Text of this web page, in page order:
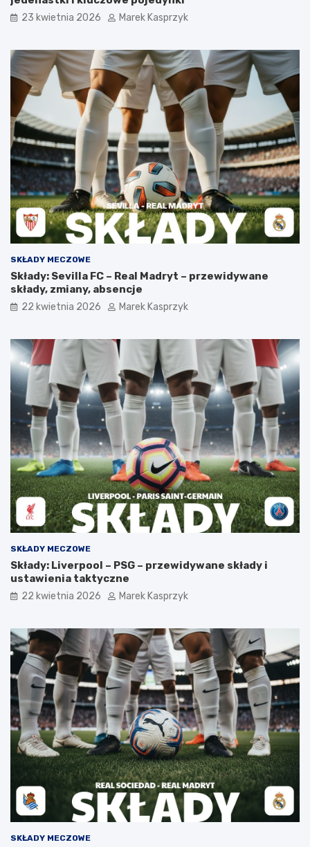
23 kwietnia 2026 Marek Kasprzyk
SKŁADY MECZOWE
Składy: Sevilla FC – Real Madryt – przewidywane
składy, zmiany, absencje
22 kwietnia 2026 Marek Kasprzyk
SKŁADY MECZOWE
Składy: Liverpool – PSG – przewidywane składy i
ustawienia taktyczne
22 kwietnia 2026 Marek Kasprzyk
SKŁADY MECZOWE